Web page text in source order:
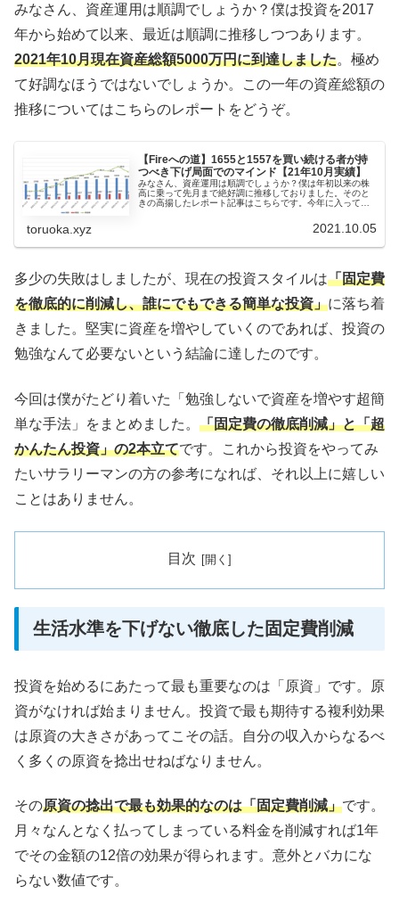
みなさん、資産運用は順調でしょうか？僕は投資を2017
年から始めて以来、最近は順調に推移しつつあります。
2021年10月現在資産総額5000万円に到達しました。極め
て好調なほうではないでしょうか。この一年の資産総額の
推移についてはこちらのレポートをどうぞ。
【Fireへの道】1655と1557を買い続ける者が持
つべき下げ局面でのマインド【21年10月実績】
みなさん、資産運用は順調でしょうか？僕は年初以来の株
高に乗って先月まで絶好調に推移しておりました。そのと
きの高揚したレポート記事はこちらです。今年に入ってか
toruoka.xyz 2021.10.05
多少の失敗はしましたが、現在の投資スタイルは「固定費
を徹底的に削減し、誰にでもできる簡単な投資」に落ち着
きました。堅実に資産を増やしていくのであれば、投資の
勉強なんて必要ないという結論に達したのです。
今回は僕がたどり着いた「勉強しないで資産を増やす超簡
単な手法」をまとめました。 「固定費の徹底削減」と「超
かんたん投資」の2本立てです。これから投資をやってみ
たいサラリーマンの方の参考になれば、それ以上に嬉しい
ことはありません。
目次
生活水準を下げない徹底した固定費削減
投資を始めるにあたって最も重要なのは「原資」です。原
資がなければ始まりません。投資で最も期待する複利効果
は原資の大きさがあってこその話。自分の収入からなるべ
く多くの原資を捻出せねばなりません。
その原資の捻出で最も効果的なのは「固定費削減」です。
月々なんとなく払ってしまっている料金を削減すれば1年
でその金額の12倍の効果が得られます。意外とバカにな
らない数値です。